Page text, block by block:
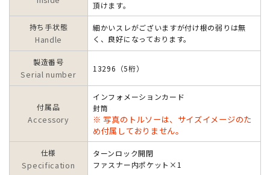
頂けます。
持ち手状態
Handle
細かいスレがございますが付け根の弱りは無
く、良好になっております。
製造番号
Serial number
13296（5桁）
付属品
Accessory
インフォメーションカード
封筒
※ 写真のトルソーは、サイズイメージのた
め付属しておりません。
仕様
Specification
ターンロック開閉
ファスナー内ポケット×1